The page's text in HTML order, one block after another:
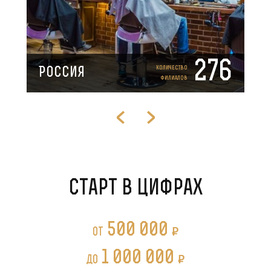
Россия
Количество
филиалов
276
Старт в цифрах
от 500 000 P
до 1 000 000 P